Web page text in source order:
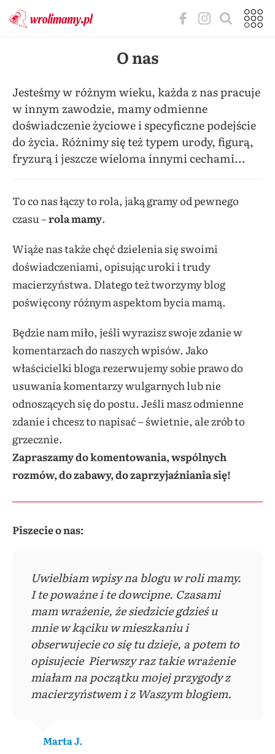
O nas
Jesteśmy w różnym wieku, każda z nas pracuje
w innym zawodzie, mamy odmienne
doświadczenie życiowe i specyficzne podejście
do życia. Różnimy się też typem urody, figurą,
fryzurą i jeszcze wieloma innymi cechami…
To co nas łączy to rola, jaką gramy od pewnego
czasu –rola mamy.
Wiąże nas także chęć dzielenia się swoimi
doświadczeniami, opisując uroki i trudy
macierzyństwa. Dlatego też tworzymy blog
poświęcony różnym aspektom bycia mamą.
Będzie nam miło, jeśli wyrazisz swoje zdanie w
komentarzach do naszych wpisów. Jako
właścicielki bloga rezerwujemy sobie prawo do
usuwania komentarzy wulgarnych lub nie
odnoszących się do postu. Jeśli masz odmienne
zdanie i chcesz to napisać – świetnie, ale zrób to
grzecznie.
Zapraszamy do komentowania, wspólnych
rozmów, do zabawy, do zaprzyjaźniania się!
Piszecie o nas:
Uwielbiam wpisy na blogu w roli mamy.
I te poważne i te dowcipne. Czasami
mam wrażenie, że siedzicie gdzieś u
mnie w kąciku w mieszkaniu i
obserwujecie co się tu dzieje, a potem to
opisujecie Pierwszy raz takie wrażenie
miałam na początku mojej przygody z
macierzyństwem i z Waszym blogiem.
Marta J.